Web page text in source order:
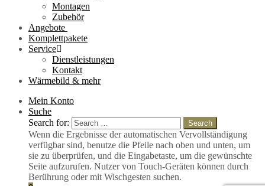
Montagen
Zubehör
Angebote
Komplettpakete
Service
Dienstleistungen
Kontakt
Wärmebild & mehr
Mein Konto
Suche
Search for:
Search
Wenn die Ergebnisse der automatischen Vervollständigung
verfügbar sind, benutze die Pfeile nach oben und unten, um
sie zu überprüfen, und die Eingabetaste, um die gewünschte
Seite aufzurufen. Nutzer von Touch-Geräten können durch
Berührung oder mit Wischgesten suchen.